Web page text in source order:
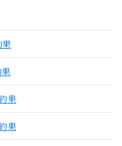
果
果